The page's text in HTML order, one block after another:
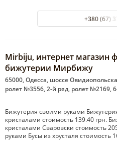
+380 (67)
Mirbiju, интернет магазин
бижутерии Мирбижу
65000, Одесса, шоссе
ролет №3556, 2-й ряд, ролет №2169,
Бижутерия своими руками
кристалами стоимость 139.40 грн.
кристалами Сваровски стоимость
руками Бусы из хрусталя стоимость